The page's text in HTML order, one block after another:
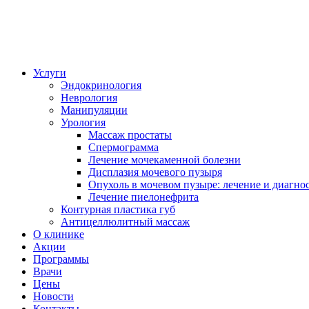
Услуги
Эндокринология
Неврология
Манипуляции
Урология
Массаж простаты
Спермограмма
Лечение мочекаменной болезни
Дисплазия мочевого пузыря
Опухоль в мочевом пузыре: лечение и
Лечение пиелонефрита
Контурная пластика губ
Антицеллюлитный массаж
О клинике
Акции
Программы
Врачи
Цены
Новости